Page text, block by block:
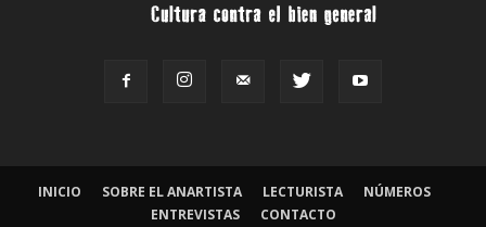
INICIO SOBRE EL ANARTISTA LECTURISTA
NÚMEROS
ENTREVISTAS
CONTACTO